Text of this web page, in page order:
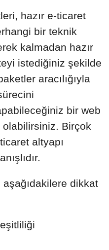
hazır e-ticaret
bir teknik
kalmadan hazır
istediğiniz şekilde
aracılığıyla
bir web
Birçok
altyapı
dikkat